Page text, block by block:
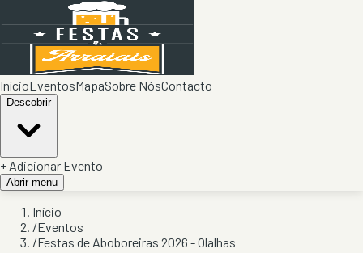
InícioEventosMapaSobre NósContacto
Descobrir
+ Adicionar Evento
Abrir menu
Início
/Eventos
/Festas de Aboboreiras 2026 - Olalhas